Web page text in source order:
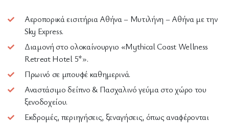
Αεροπορικά εισιτήρια Αθήνα – Μυτιλήνη – Αθήνα με την
Sky Express.
Διαμονή στο ολοκαίνουργιο «Mythical Coast Wellness
Retreat Hotel 5*».
Πρωινό σε μπουφέ καθημερινά.
Αναστάσιμο δείπνο & Πασχαλινό γεύμα στο χώρο του
ξενοδοχείου.
Εκδρομές, περιηγήσεις, ξεναγήσεις, όπως αναφέρονται